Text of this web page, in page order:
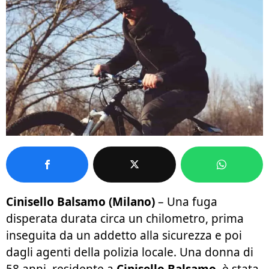
Cinisello Balsamo (Milano)– Una fuga
disperata durata circa un chilometro, prima
inseguita da un addetto alla sicurezza e poi
dagli agenti della polizia locale. Una donna di